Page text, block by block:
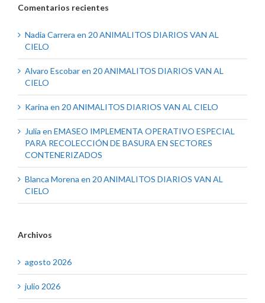
Comentarios recientes
Nadia Carrera en 20 ANIMALITOS DIARIOS VAN AL
CIELO
Alvaro Escobaren 20 ANIMALITOS DIARIOS VAN AL
CIELO
Karina en 20 ANIMALITOS DIARIOS VAN AL CIELO
Julia en EMASEO IMPLEMENTA OPERATIVO ESPECIAL
PARA RECOLECCIÓN DE BASURA EN SECTORES
CONTENERIZADOS
Blanca Morena en 20 ANIMALITOS DIARIOS VAN AL
CIELO
Archivos
agosto 2026
julio 2026